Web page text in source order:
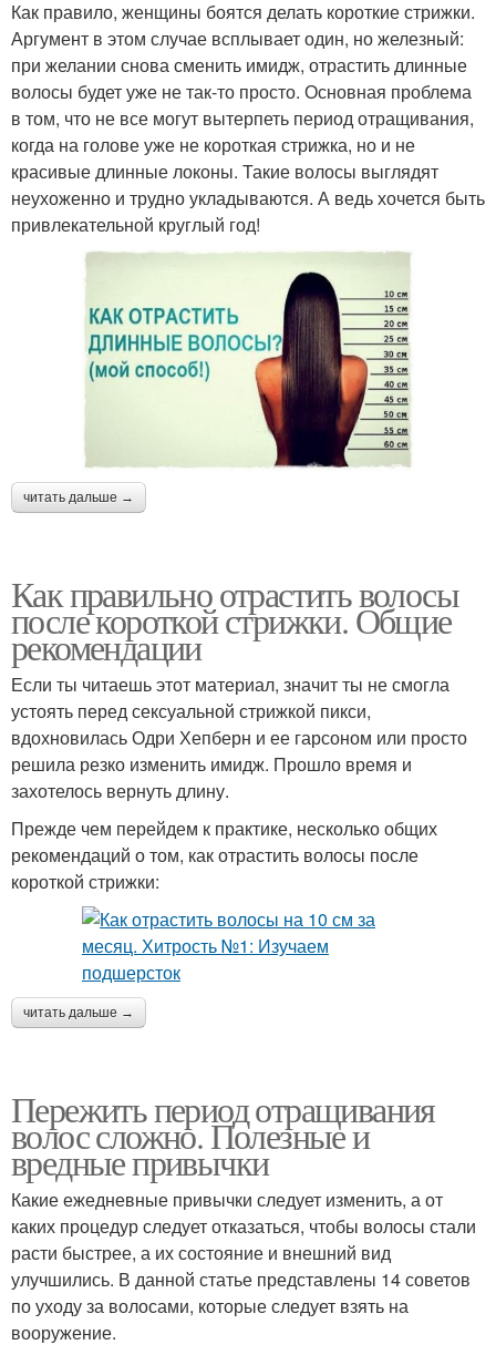
Как правило, женщины боятся делать короткие стрижки.
Аргумент в этом случае всплывает один, но железный:
при желании снова сменить имидж, отрастить длинные
волосы будет уже не так-то просто. Основная проблема
в том, что не все могут вытерпеть период отращивания,
когда на голове уже не короткая стрижка, но и не
красивые длинные локоны. Такие волосы выглядят
неухоженно и трудно укладываются. А ведь хочется быть
привлекательной круглый год!
читать дальше →
Как правильно отрастить волосы
после короткой стрижки. Общие
рекомендации
Если ты читаешь этот материал, значит ты не смогла
устоять перед сексуальной стрижкой пикси,
вдохновилась Одри Хепберн и ее гарсоном или просто
решила резко изменить имидж. Прошло время и
захотелось вернуть длину.
Прежде чем перейдем к практике, несколько общих
рекомендаций о том, как отрастить волосы после
короткой стрижки:
читать дальше →
Пережить период отращивания
волос сложно. Полезные и
вредные привычки
Какие ежедневные привычки следует изменить, а от
каких процедур следует отказаться, чтобы волосы стали
расти быстрее, а их состояние и внешний вид
улучшились. В данной статье представлены 14 советов
по уходу за волосами, которые следует взять на
вооружение.